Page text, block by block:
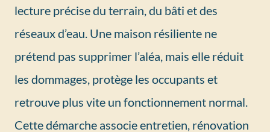
lecture précise du terrain, du bâti et des
réseaux d’eau. Une maison résiliente ne
prétend pas supprimer l’aléa, mais elle réduit
les dommages, protège les occupants et
retrouve plus vite un fonctionnement normal.
Cette démarche associe entretien, rénovation